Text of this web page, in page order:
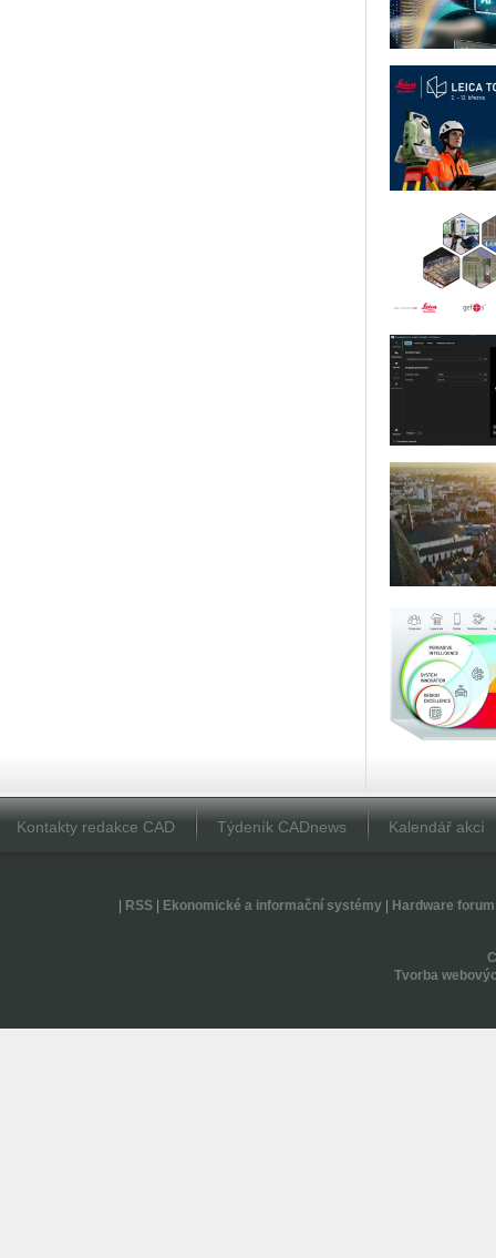
Kontakty redakce CAD Týdeník CADnews Kalendář akcí
RSS| Ekonomické a informační systémy| Hardware forum
Tvorba